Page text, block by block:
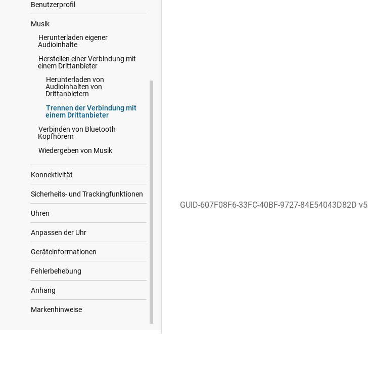
Benutzerprofil
Musik
Herunterladen eigener
Audioinhalte
Herstellen einer Verbindung mit
einem Drittanbieter
Herunterladen von
Audioinhalten von
Drittanbietern
Trennen der Verbindung mit
einem Drittanbieter
Verbinden von Bluetooth
Kopfhörern
Wiedergeben von Musik
Konnektivität
Sicherheits- und Trackingfunktionen
Uhren
Anpassen der Uhr
Geräteinformationen
Fehlerbehebung
Anhang
Markenhinweise
GUID-607F08F6-33FC-40BF-9727-84E54043D82D v5